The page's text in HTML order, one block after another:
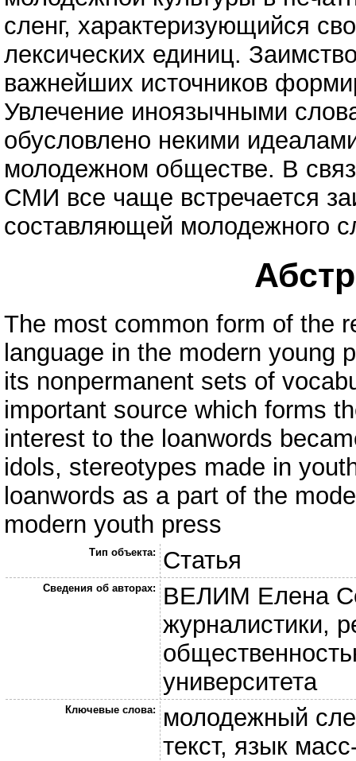
сленг, характеризующийся
лексических единиц.
важнейших источников
Увлечение иноязычными
обусловлено некими
молодежном обществе. В
СМИ все чаще встречается
составляющей молодежного
The most common form of the
language in the modern young
its nonpermanent sets of
important source which forms
interest to the loanwords
idols, stereotypes made in
loanwords as a part of the
modern youth press
Тип объекта: Статья
Сведения об авторах:
ВЕЛИМ Елена
журналистики,
университета
Ключевые слова:
молодежный
текст, язык